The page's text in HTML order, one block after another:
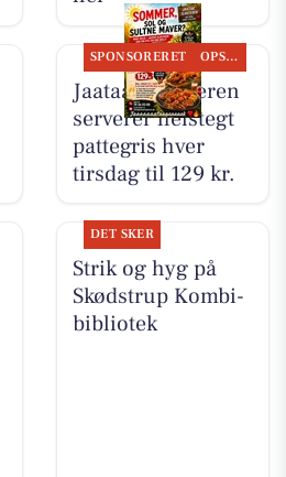
SPONSORERET OPSLAGSTAVLEN
Jaataak Slagteren
serverer helstegt
pattegris hver
tirsdag til 129 kr.
DET SKER
Strik og hyg på
Skødstrup Kombi-
bibliotek